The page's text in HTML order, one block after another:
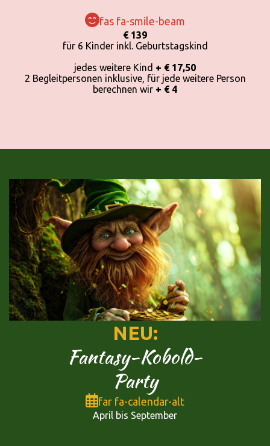
fas fa-smile-beam
€ 139
für 6 Kinder inkl. Geburtstagskind
jedes weitere Kind + € 17,50
2 Begleitpersonen inklusive, für jede weitere Person
berechnen wir + € 4
NEU:
Fantasy-Kobold-
Party
far fa-calendar-alt
April bis September